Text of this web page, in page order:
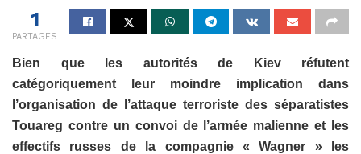
1
PARTAGES
Bien que les autorités de Kiev réfutent
catégoriquement leur moindre implication dans
l’organisation de l’attaque terroriste des séparatistes
Touareg contre un convoi de l’armée malienne et les
effectifs russes de la compagnie « Wagner » les